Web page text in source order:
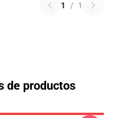
1 / 1
de productos